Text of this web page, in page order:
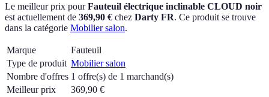
Le meilleur prix pourFauteuil électrique inclinable CLOUD noir
est actuellement de 369,90 € chez Darty FR. Ce produit se trouve
dans la catégorie Mobilier salon.
Marque
Fauteuil
Type de produit Mobilier salon
Nombre d'offres 1 offre(s) de 1 marchand(s)
Meilleur prix
369,90 €